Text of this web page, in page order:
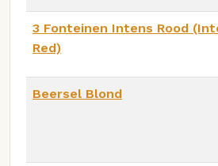
3 Fonteinen Intens Rood
Red)
Beersel Blond